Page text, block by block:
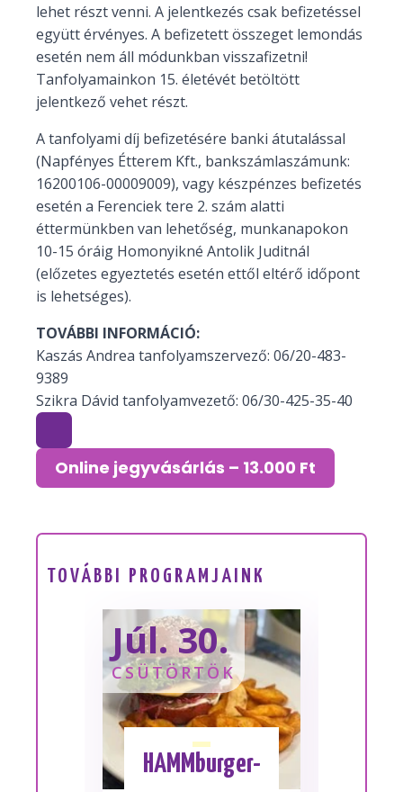
lehet részt venni. A jelentkezés csak befizetéssel
együtt érvényes. A befizetett összeget lemondás
esetén nem áll módunkban visszafizetni!
Tanfolyamainkon 15. életévét betöltött
jelentkező vehet részt.
A tanfolyami díj befizetésére banki átutalással
(Napfényes Étterem Kft., bankszámlaszámunk:
16200106-00009009), vagy készpénzes befizetés
esetén a Ferenciek tere 2. szám alatti
éttermünkben van lehetőség, munkanapokon
10-15 óráig Homonyikné Antolik Juditnál
(előzetes egyeztetés esetén ettől eltérő időpont
is lehetséges).
TOVÁBBI INFORMÁCIÓ:
Kaszás Andrea tanfolyamszervező: 06/20-483-
9389
Szikra Dávid tanfolyamvezető: 06/30-425-35-40
Online jegyvásárlás – 13.000 Ft
TOVÁBBI PROGRAMJAINK
Júl. 30.
CSÜTÖRTÖK
HAMMburger-